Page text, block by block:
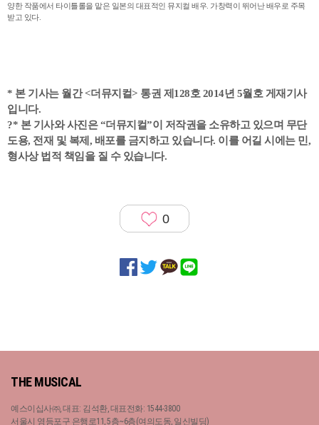
양한 작품에서 타이틀롤을 맡은 일본의 대표적인 뮤지컬 배우. 가창력이 뛰어난 배우로 주목
받고 있다.
* 본 기사는 월간 <더뮤지컬> 통권 제128호 2014년 5월호 게재기사
입니다.
?* 본 기사와 사진은 “더뮤지컬”이 저작권을 소유하고 있으며 무단
도용, 전재 및 복제, 배포를 금지하고 있습니다. 이를 어길 시에는 민,
형사상 법적 책임을 질 수 있습니다.
0
THE MUSICAL
예스이십사㈜, 대표: 김석환, 대표전화: 1544-3800
서울시 영등포구 은행로11, 5층~6층(여의도동, 일신빌딩)